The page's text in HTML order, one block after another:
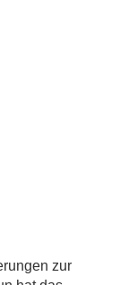
zur